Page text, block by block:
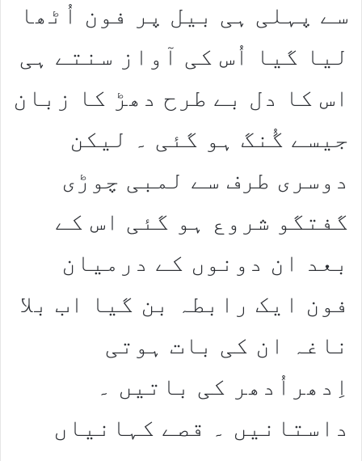
سے پہلی ہی بیل پر فون اُٹھا
لیا گیا اُس کی آواز سنتے ہی
اس کا دل بے طرح دھڑ کا زبان
جیسے گُنگ ہو گئی ۔ لیکن
دوسری طرف سے لمبی چوڑی
گفتگو شروع ہو گئی اس کے
بعد ان دونوں کے درمیان
فون ایک رابطہ بن گیا اب بلا
ناغہ ان کی بات ہوتی
اِدھراُدھر کی باتیں ۔
داستانیں ۔ قصے کہانیاں